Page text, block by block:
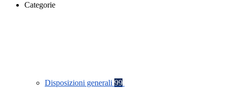
Categorie
Disposizioni generali 99